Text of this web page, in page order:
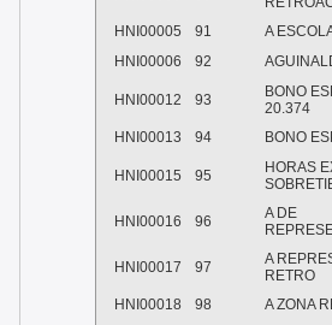
HNI00005
91
A
HNI00006
92
HNI00012 93
BONO
20.374
HNI00013
94 BONO
HNI00015 95
HORAS
HNI00016 96
A DE
HNI00017 97
A
RETRO
HNI00018
98 A ZONA